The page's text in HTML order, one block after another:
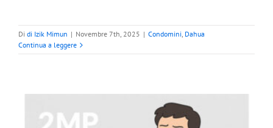
Di di Izik Mimun | Novembre 7th, 2025 | Condomini Dahua
Continua a leggere